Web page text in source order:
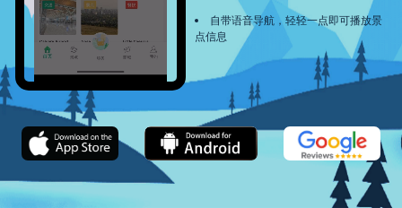
自带语音导航，轻轻一点即可播放景
点信息